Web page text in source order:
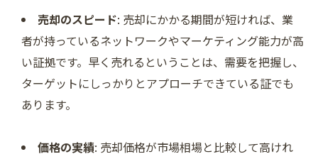
売却のスピード: 売却にかかる期間が短ければ、業
者が持っているネットワークやマーケティング能力が高
い証拠です。早く売れるということは、需要を把握し、
ターゲットにしっかりとアプローチできている証でも
あります。
価格の実績: 売却価格が市場相場と比較して高けれ